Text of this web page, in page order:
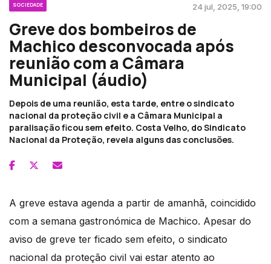
SOCIEDADE 24 jul, 2025, 19:00
Greve dos bombeiros de
Machico desconvocada após
reunião com a Câmara
Municipal (áudio)
Depois de uma reunião, esta tarde, entre o sindicato
nacional da proteção civil e a Câmara Municipal a
paralisação ficou sem efeito. Costa Velho, do Sindicato
Nacional da Proteção, revela alguns das conclusões.
A greve estava agenda a partir de amanhã, coincidido
com a semana gastronómica de Machico. Apesar do
aviso de greve ter ficado sem efeito, o sindicato
nacional da proteção civil vai estar atento ao